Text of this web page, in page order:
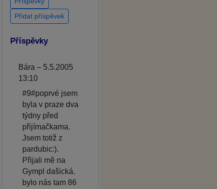
Přidat příspěvek
Příspěvky
Bára – 5.5.2005
13:10
#9#poprvé jsem
byla v praze dva
týdny před
přijímačkama.
Jsem totiž z
pardubic:).
Přijali mě na
Gympl dašická.
bylo nás tam 86